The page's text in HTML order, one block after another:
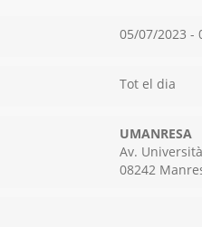
05/07/2023 -
Tot el dia
UMANRESA
Av.
08242